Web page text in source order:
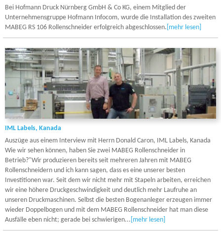
Bei Hofmann Druck Nürnberg GmbH & Co KG, einem Mitglied der
Unternehmensgruppe Hofmann Infocom, wurde die Installation des zweiten
MABEG RS 106 Rollenschneider erfolgreich abgeschlossen. [mehr lesen]
IML Labels, Kanada
Auszüge aus einem Interview mit Herrn Donald Caron, IML Labels, Kanada
Wie wir sehen können, haben Sie zwei MABEG Rollenschneider in
Betrieb?"Wir produzieren bereits seit mehreren Jahren mit MABEG
Rollenschneidern und ich kann sagen, dass es eine unserer besten
Investitionen war. Seit dem wir nicht mehr mit Stapeln arbeiten, erreichen
wir eine höhere Druckgeschwindigkeit und deutlich mehr Laufruhe an
unseren Druckmaschinen. Selbst die besten Bogenanleger erzeugen immer
wieder Doppelbogen und mit dem MABEG Rollenschneider hat man diese
Ausfälle eben nicht; gerade bei schwierigen... [mehr lesen]